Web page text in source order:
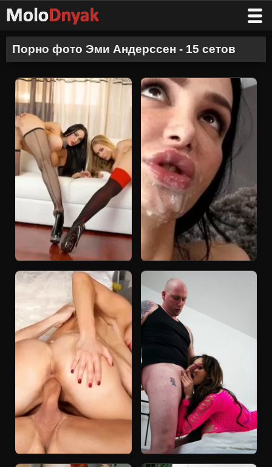
Порно фото Эми Андерссен - 15 сетов